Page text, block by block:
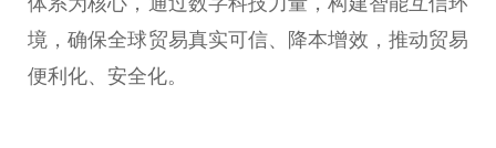
境，确保全球贸易真实可信、降本增效，推动贸易
便利化、安全化。